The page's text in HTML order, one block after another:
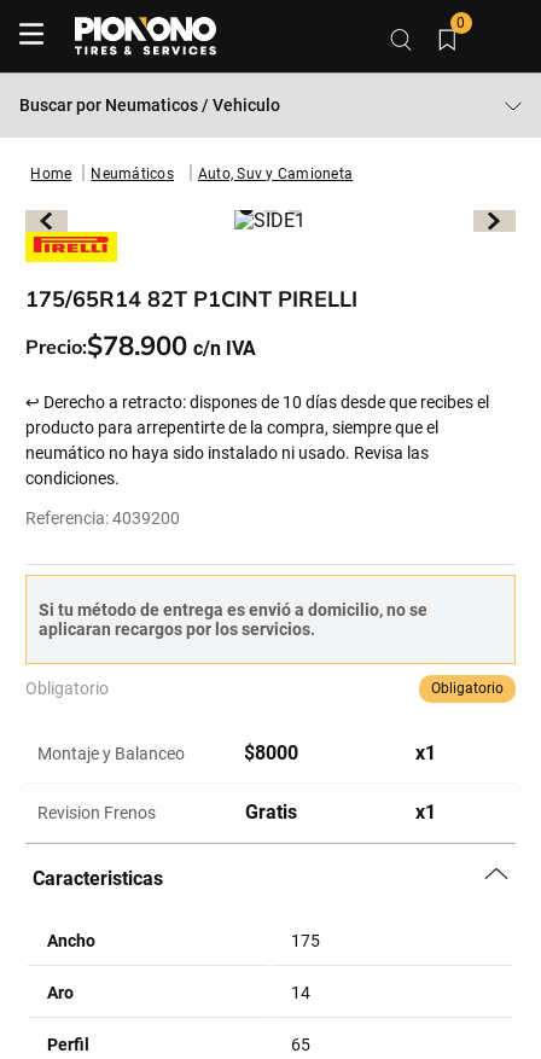
0
Buscar por Neumaticos / Vehiculo
Neumáticos Auto, Suv y Camioneta
175/65R14 82T P1CINT PIRELLI
Precio:$78.900
↩ Derecho a retracto: dispones de 10 días desde que recibes el
producto para arrepentirte de la compra, siempre que el
neumático no haya sido instalado ni usado. Revisa las
condiciones.
Referencia:4039200
Si tu método de entrega es envió a domicilio, no se
aplicaran recargos por los servicios.
Obligatorio Obligatorio
Montaje y Balanceo $8000 x1
Revision Frenos Gratis x1
Caracteristicas
Ancho 175
Aro 14
Perfil 65